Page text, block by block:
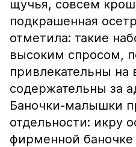
щучья, совсем
подкрашенная
отметила: такие
высоким спросом,
привлекательны на
содержательны за
Баночки-малышки
отдельности: икру
фирменной